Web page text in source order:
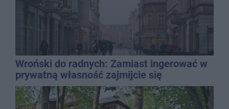
Wroński do radnych: Zamiast ingerować w
prywatną własność zajmijcie się
gospodarką